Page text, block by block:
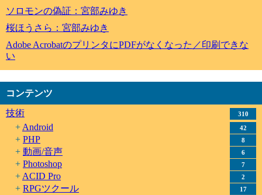
ソロモンの偽証：宮部みゆき
桜ほうさら：宮部みゆき
Adobe AcrobatのプリンタにPDFがなくなった／印刷できな
い
コンテンツ
技術
310
Android 42
PHP 8
動画/音声 6
Photoshop 7
ACID Pro 2
RPGツクール 17